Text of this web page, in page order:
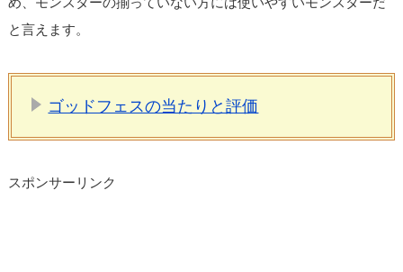
と言えます。
ゴッドフェスの当たりと評価
スポンサーリンク